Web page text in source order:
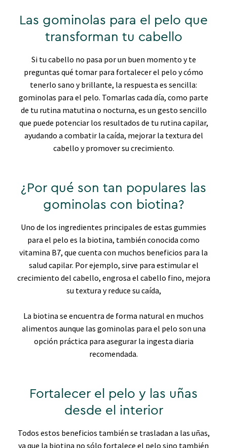
Las gominolas para el pelo que
transforman tu cabello
Si tu cabello no pasa por un buen momento y te
preguntas qué tomar para fortalecer el pelo y cómo
tenerlo sano y brillante, la respuesta es sencilla:
gominolas para el pelo. Tomarlas cada día, como parte
de tu rutina matutina o nocturna, es un gesto sencillo
que puede potenciar los resultados de tu rutina capilar,
ayudando a combatir la caída, mejorar la textura del
cabello y promover su crecimiento.
¿Por qué son tan populares las
gominolas con biotina?
Uno de los ingredientes principales de estas gummies
para el pelo es la biotina, también conocida como
vitamina B7, que cuenta con muchos beneficios para la
salud capilar. Por ejemplo, sirve para estimular el
crecimiento del cabello, engrosa el cabello fino, mejora
su textura y reduce su caída,
La biotina se encuentra de forma natural en muchos
alimentos aunque las gominolas para el pelo son una
opción práctica para asegurar la ingesta diaria
recomendada.
Fortalecer el pelo y las uñas
desde el interior
Todos estos beneficios también se trasladan a las uñas,
ya que la biotina no sólo fortalece el pelo sino también